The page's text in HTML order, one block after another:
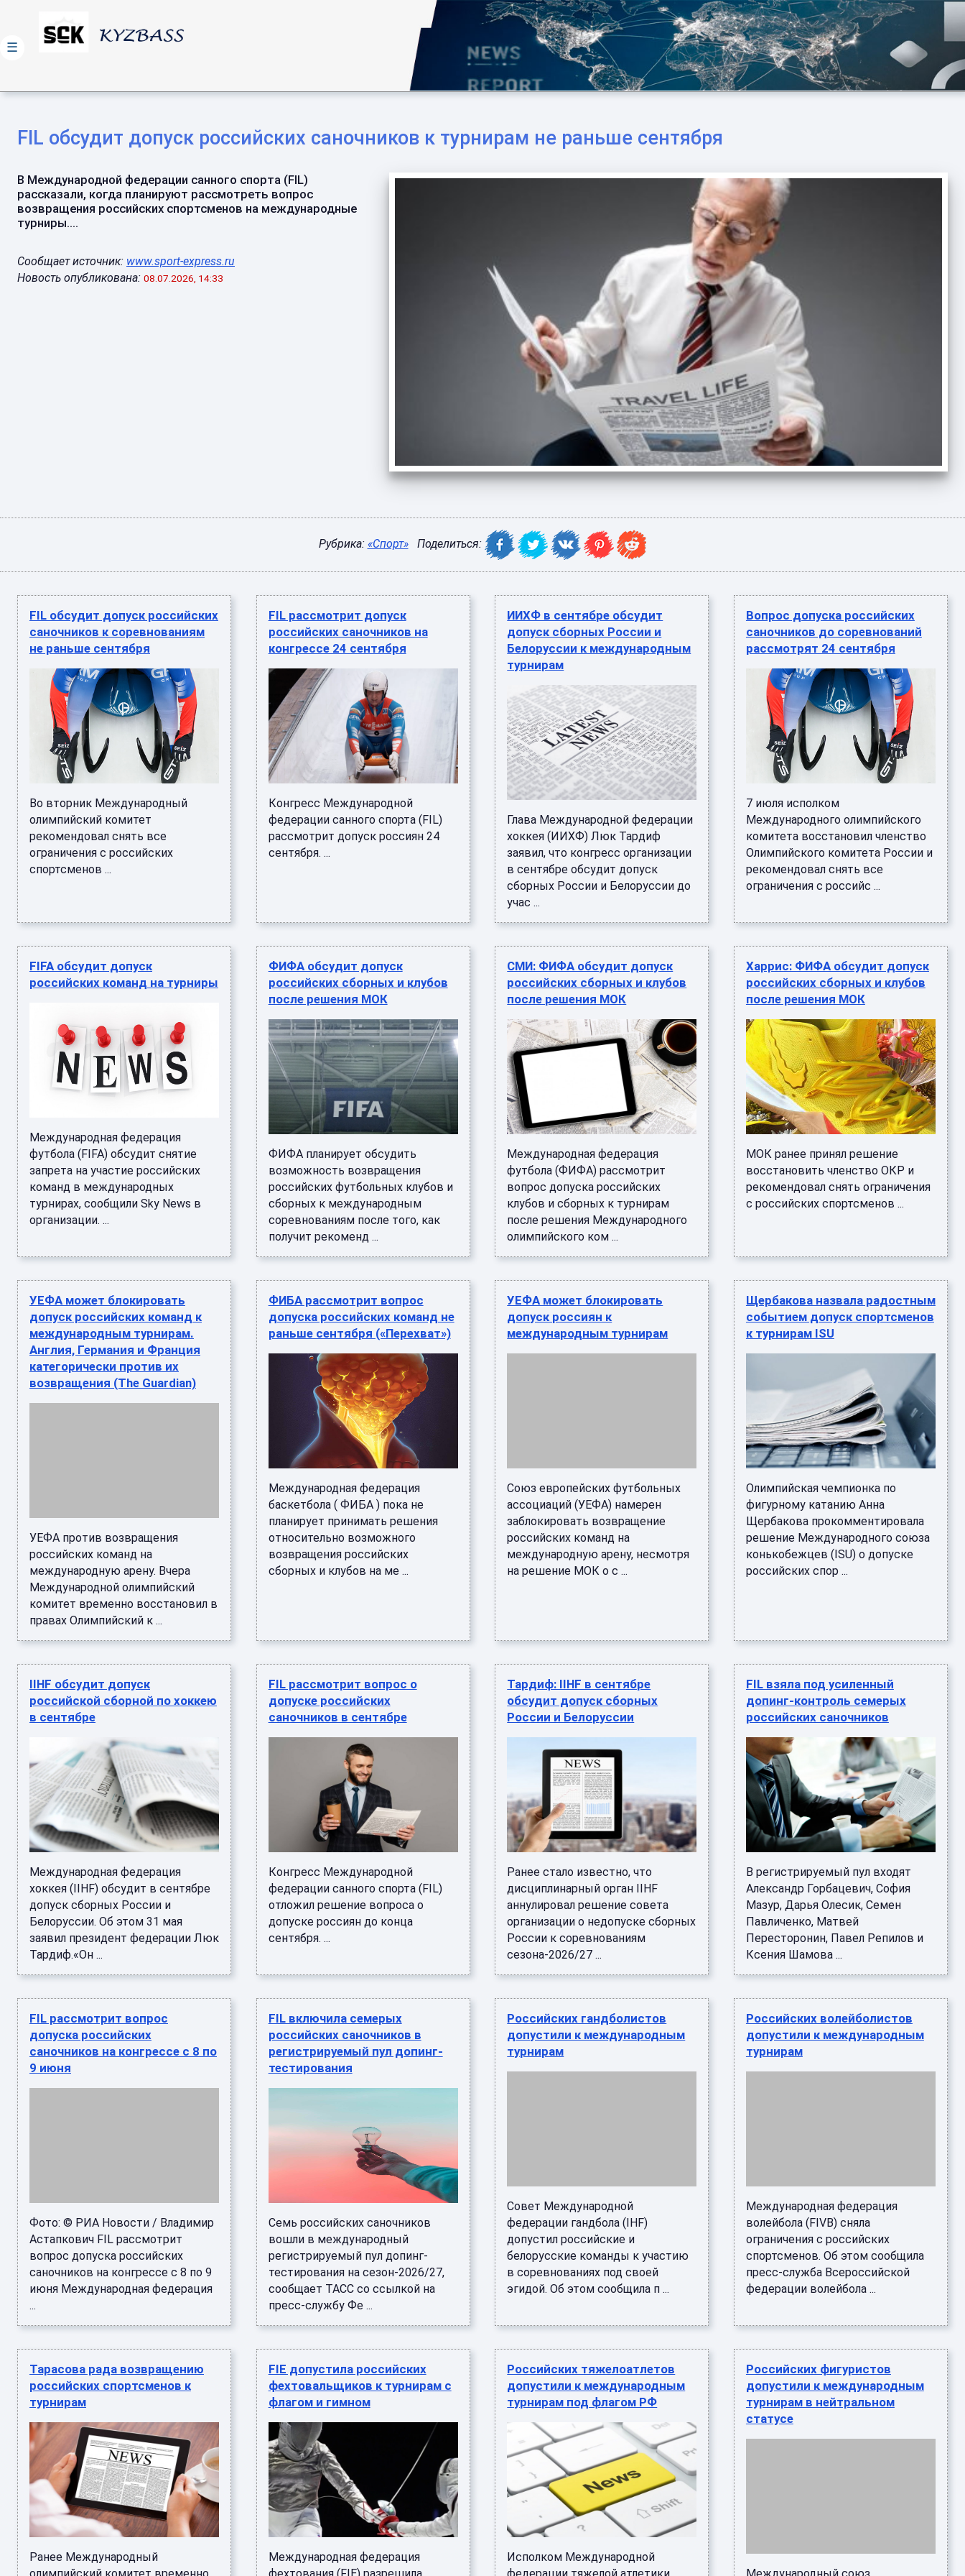
FIL обсудит допуск российских саночников к турнирам не раньше сентября
В Международной федерации санного спорта (FIL)
рассказали, когда планируют рассмотреть вопрос
возвращения российских спортсменов на международные
турниры....
Сообщает источник: www.sport-express.ru
Новость опубликована: 08.07.2026, 14:33
Рубрика: «Спорт» Поделиться:
FIL обсудит допуск российских
саночников к соревнованиям
не раньше сентября
Во вторник Международный
олимпийский комитет
рекомендовал снять все
ограничения с российских
спортсменов ...
FIL рассмотрит допуск
российских саночников на
конгрессе 24 сентября
Конгресс Международной
федерации санного спорта (FIL)
рассмотрит допуск россиян 24
сентября. ...
ИИХФ в сентябре обсудит
допуск сборных России и
Белоруссии к международным
турнирам
Глава Международной федерации
хоккея (ИИХФ) Люк Тардиф
заявил, что конгресс организации
в сентябре обсудит допуск
сборных России и Белоруссии до
учас ...
Вопрос допуска российских
саночников до соревнований
рассмотрят 24 сентября
7 июля исполком
Международного олимпийского
комитета восстановил членство
Олимпийского комитета России и
рекомендовал снять все
ограничения с российс ...
FIFA обсудит допуск
российских команд на турниры
Международная федерация
футбола (FIFA) обсудит снятие
запрета на участие российских
команд в международных
турнирах, сообщили Sky News в
организации. ...
ФИФА обсудит допуск
российских сборных и клубов
после решения МОК
ФИФА планирует обсудить
возможность возвращения
российских футбольных клубов и
сборных к международным
соревнованиям после того, как
получит рекоменд ...
СМИ: ФИФА обсудит допуск
российских сборных и клубов
после решения МОК
Международная федерация
футбола (ФИФА) рассмотрит
вопрос допуска российских
клубов и сборных к турнирам
после решения Международного
олимпийского ком ...
Харрис: ФИФА обсудит допуск
российских сборных и клубов
после решения МОК
МОК ранее принял решение
восстановить членство ОКР и
рекомендовал снять ограничения
с российских спортсменов ...
УЕФА может блокировать
допуск российских команд к
международным турнирам.
Англия, Германия и Франция
категорически против их
возвращения (The Guardian)
УЕФА против возвращения
российских команд на
международную арену. Вчера
Международной олимпийский
комитет временно восстановил в
правах Олимпийский к ...
ФИБА рассмотрит вопрос
допуска российских команд не
раньше сентября («Перехват»)
Международная федерация
баскетбола ( ФИБА ) пока не
планирует принимать решения
относительно возможного
возвращения российских
сборных и клубов на ме ...
УЕФА может блокировать
допуск россиян к
международным турнирам
Союз европейских футбольных
ассоциаций (УЕФА) намерен
заблокировать возвращение
российских команд на
международную арену, несмотря
на решение МОК о с ...
Щербакова назвала радостным
событием допуск спортсменов
к турнирам ISU
Олимпийская чемпионка по
фигурному катанию Анна
Щербакова прокомментировала
решение Международного союза
конькобежцев (ISU) о допуске
российских спор ...
IIHF обсудит допуск
российской сборной по хоккею
в сентябре
Международная федерация
хоккея (IIHF) обсудит в сентябре
допуск сборных России и
Белоруссии. Об этом 31 мая
заявил президент федерации Люк
Тардиф.«Он ...
FIL рассмотрит вопрос о
допуске российских
саночников в сентябре
Конгресс Международной
федерации санного спорта (FIL)
отложил решение вопроса о
допуске россиян до конца
сентября. ...
Тардиф: IIHF в сентябре
обсудит допуск сборных
России и Белоруссии
Ранее стало известно, что
дисциплинарный орган IIHF
аннулировал решение совета
организации о недопуске сборных
России к соревнованиям
сезона-2026/27 ...
FIL взяла под усиленный
допинг-контроль семерых
российских саночников
В регистрируемый пул входят
Александр Горбацевич, София
Мазур, Дарья Олесик, Семен
Павличенко, Матвей
Пересторонин, Павел Репилов и
Ксения Шамова ...
FIL рассмотрит вопрос
допуска российских
саночников на конгрессе с 8 по
9 июня
Фото: © РИА Новости / Владимир
Астапкович FIL рассмотрит
вопрос допуска российских
саночников на конгрессе с 8 по 9
июня Международная федерация
...
FIL включила семерых
российских саночников в
регистрируемый пул допинг-
тестирования
Семь российских саночников
вошли в международный
регистрируемый пул допинг-
тестирования на сезон-2026/27,
сообщает ТАСС со ссылкой на
пресс-службу Фе ...
Российских гандболистов
допустили к международным
турнирам
Совет Международной
федерации гандбола (IHF)
допустил российские и
белорусские команды к участию
в соревнованиях под своей
эгидой. Об этом сообщила п ...
Российских волейболистов
допустили к международным
турнирам
Международная федерация
волейбола (FIVB) сняла
ограничения с российских
спортсменов. Об этом сообщила
пресс-служба Всероссийской
федерации волейбола ...
Тарасова рада возвращению
российских спортсменов к
турнирам
Ранее Международный
FIE допустила российских
фехтовальщиков к турнирам с
флагом и гимном
Международная федерация
Российских тяжелоатлетов
допустили к международным
турнирам под флагом РФ
Исполком Международной
Российских фигуристов
допустили к международным
турнирам в нейтральном
статусе
☰